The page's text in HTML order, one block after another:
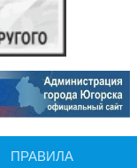
ПРАВИЛА